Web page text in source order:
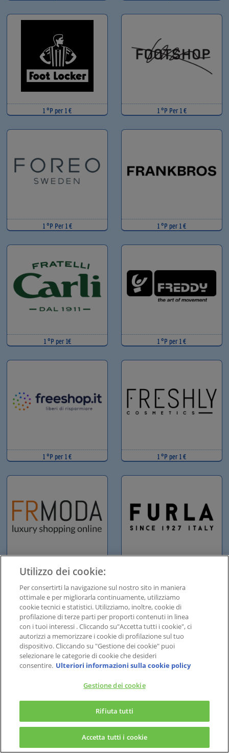
1 °P per 1 € 1 °P Per 1 €
1 °P Per 1 € 1 °P per 1 €
1 °P per 1€ 1 °P per 1 €
1 °P per 1 € 1 °P per 1 €
1 °P per 1€
Utilizzo dei cookie:
Per consertirti la navigazione sul nostro sito in maniera
ottimale e per migliorarla continuamente, utilizziamo
cookie tecnici e statistici. Utilizziamo, inoltre, cookie di
profilazione di terze parti per proporti contenuti in linea
con i tuoi interessi . Cliccando su"Accetta tutti i cookie", ci
autorizzi a memorizzare i cookie di profilazione sul tuo
dispositivo. Cliccando su "Gestione dei cookie" puoi
selezionare le categorie di cookie che desideri
consentire. Ulteriori informazioni sulla cookie policy
Gestione dei cookie
Rifiuta tutti
Accetta tutti i cookie